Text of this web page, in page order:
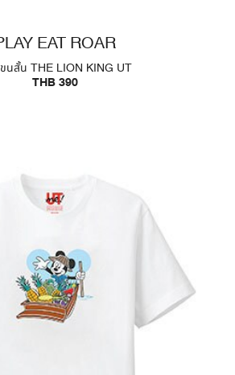
EAT ROAR
ขนสั้น THE LION KING UT
THB 390